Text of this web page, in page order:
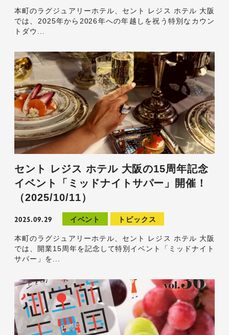
本町のラグジュアリーホテル、セント レジス ホテル 大阪
では、2025年から2026年への年越しを祝う特別なカウン
トダウ...
セント レジス ホテル 大阪の15周年記念
イベント「ミッドナイトサパー」開催！
（2025/10/11）
2025.09.29 イベント トピックス
本町のラグジュアリーホテル、セント レジス ホテル 大阪
では、開業15周年を記念して特別イベント「ミッドナイト
サパー」を...